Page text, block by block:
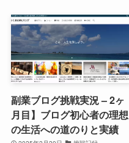
副業ブログ挑戦実況 – 2ヶ
月目】ブログ初心者の理想
の生活への道のりと実績